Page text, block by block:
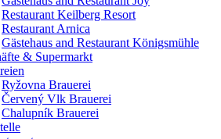
Restaurant Keilberg Resort
Restaurant Arnica
Gästehaus and Restaurant Königsmühle
& Supermarkt
Ryžovna Brauerei
Červený Vlk Brauerei
Chalupník Brauerei